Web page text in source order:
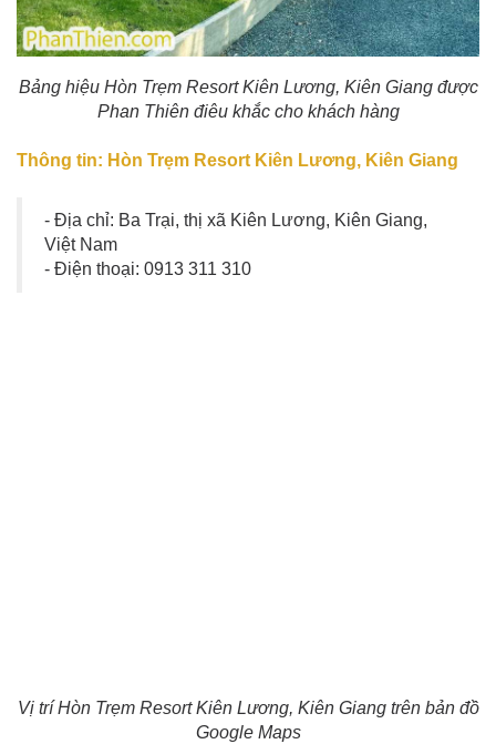
Bảng hiệu Hòn Trẹm Resort Kiên Lương, Kiên Giang được
Phan Thiên điêu khắc cho khách hàng
Thông tin: Hòn Trẹm Resort Kiên Lương, Kiên Giang
- Địa chỉ: Ba Trại, thị xã Kiên Lương, Kiên Giang,
Việt Nam
- Điện thoại: 0913 311 310
Vị trí Hòn Trẹm Resort Kiên Lương, Kiên Giang trên bản đồ
Google Maps